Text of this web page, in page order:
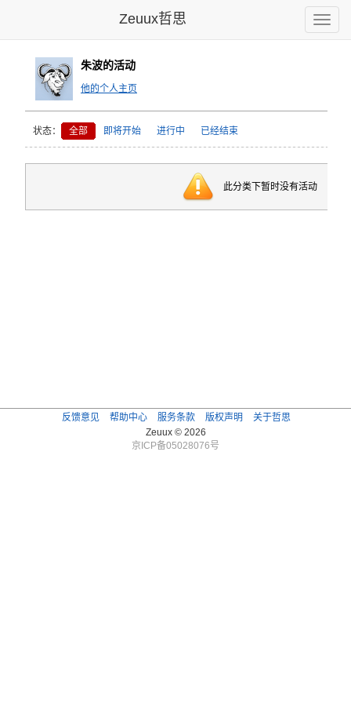
Toggle
Zeuux哲思
朱波的活动
他的个人主页
状态： 全部 即将开始 进行中 已经结束
此分类下暂时没有活动
反馈意见 帮助中心 服务条款 版权声明
关于哲思
Zeuux © 2026
京ICP备05028076号